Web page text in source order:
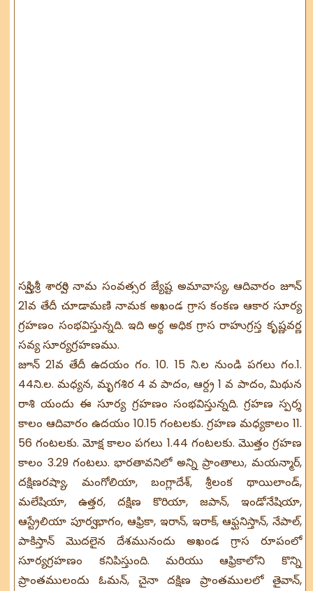
స్వస్తిశ్రీ శార్వరి నామ సంవత్సర జ్యేష్ట అమావాస్య, ఆదివారం జూన్
21వ తేదీ చూడామణి నామక అఖండ గ్రాస కంకణ ఆకార సూర్య
గ్రహణం సంభవిస్తున్నది. ఇది అర్థ అధిక గ్రాస రాహుగ్రస్త కృష్ణవర్ణ
సవ్య సూర్యగ్రహణము.
జూన్ 21వ తేదీ ఉదయం గం. 10. 15 ని.ల నుండి పగలు గం.1.
44ని.ల. మధ్యన, మృగశిర 4 వ పాదం, ఆర్ద్ర 1 వ పాదం, మిథున
రాశి యందు ఈ సూర్య గ్రహణం సంభవిస్తున్నది. గ్రహణ స్పర్శ
కాలం ఆదివారం ఉదయం 10.15 గంటలకు. గ్రహణ మధ్యకాలం 11.
56 గంటలకు. మోక్ష కాలం పగలు 1.44 గంటలకు. మొత్తం గ్రహణ
కాలం 3.29 గంటలు. భారతావనిలో అన్ని ప్రాంతాలు, మయన్మార్,
దక్షిణరష్యా, మంగోలియా, బంగ్లాదేశ్, శ్రీలంక థాయిలాండ్,
మలేషియా, ఉత్తర, దక్షిణ కొరియా, జపాన్, ఇండోనేషియా,
ఆస్ట్రేలియా పూర్వ భాగం, ఆఫ్రికా, ఇరాన్, ఇరాక్, ఆఫ్ఘనిస్తాన్, నేపాల్,
పాకిస్తాన్ మొదలైన దేశమునందు అఖండ గ్రాస రూపంలో
సూర్యగ్రహణం కనిపిస్తుంది. మరియు ఆఫ్రికాలోని కొన్ని
ప్రాంతములందు ఓమన్, చైనా దక్షిణ ప్రాంతములలో తైవాన్,